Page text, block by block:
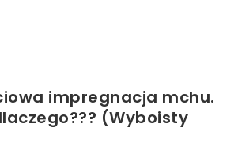
impregnacja mchu.
(Wyboisty